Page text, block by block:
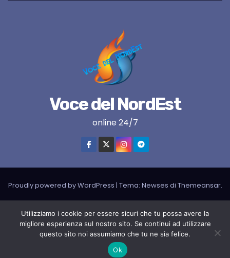
Voce del NordEst
online 24/7
Proudly powered by WordPress | Tema: Newses di Themeansar.
LIVE RADIO
RADIONORDEST
Il mio account
SPORT FURLAN PAR FURLAN – In collaborazione con A.S.F.
Utilizziamo i cookie per essere sicuri che tu possa avere la
migliore esperienza sul nostro sito. Se continui ad utilizzare
questo sito noi assumiamo che tu ne sia felice.
Ok